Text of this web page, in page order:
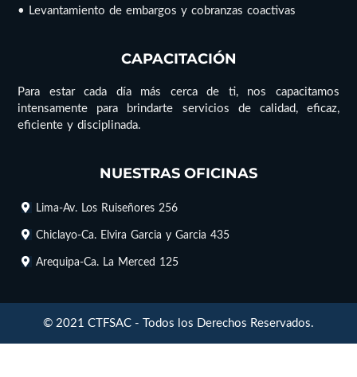
• Levantamiento de embargos y cobranzas coactivas
CAPACITACIÓN
Para estar cada día más cerca de ti, nos capacitamos
intensamente para brindarte servicios de calidad, eficaz,
eficiente y disciplinada.
NUESTRAS OFICINAS
Lima-Av. Los Ruiseñores 256
Chiclayo-Ca. Elvira Garcia y Garcia 435
Arequipa-Ca. La Merced 125
© 2021 CTFSAC - Todos los Derechos Reservados.